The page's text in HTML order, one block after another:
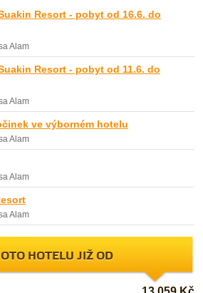
Resort - pobyt od 16.6. do
Alam
Resort - pobyt od 11.6. do
Alam
ve výborném hotelu
Alam
Alam
Alam
HOTELU JIŽ OD